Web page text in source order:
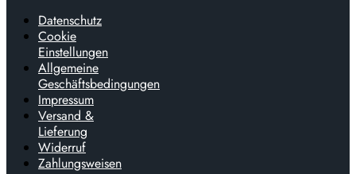
Datenschutz
Cookie
Einstellungen
Allgemeine
Geschäftsbedingungen
Impressum
Versand &
Lieferung
Widerruf
Zahlungsweisen